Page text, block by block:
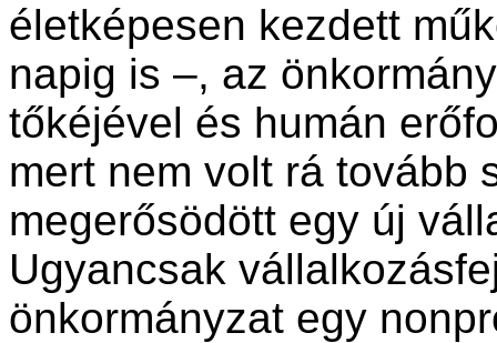
életképesen kezdett
napig is –, az
tőkéjével és humán
mert nem volt rá tovább
megerősödött egy új
Ugyancsak
önkormányzat egy